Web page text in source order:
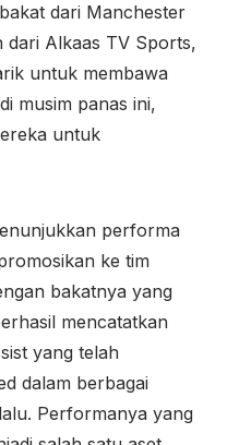
dari Manchester
dari Alkaas TV Sports,
untuk membawa
musim panas ini,
untuk
performa
ke tim
bakatnya yang
mencatatkan
yang telah
dalam berbagai
Performanya yang